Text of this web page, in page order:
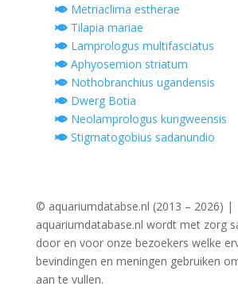
Metriaclima estherae
Tilapia mariae
Lamprologus multifasciatus
Aphyosemion striatum
Nothobranchius ugandensis
Dwerg Botia
Neolamprologus kungweensis
Stigmatogobius sadanundio
© aquariumdatabse.nl (2013 – 2026) |
aquariumdatabase.nl wordt met zorg
door en voor onze bezoekers welke
bevindingen en meningen gebruiken
aan te vullen.